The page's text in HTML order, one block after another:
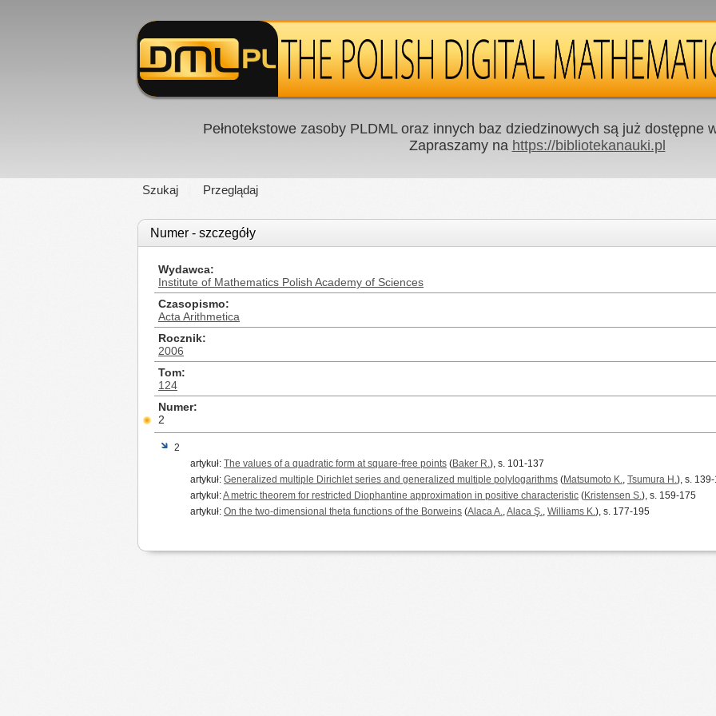
Pełnotekstowe zasoby PLDML oraz innych baz dziedzinowych są już dostępne
Zapraszamy na https://bibliotekanauki.pl
Szukaj Przeglądaj
Numer - szczegóły
Wydawca
Institute of Mathematics Polish Academy of Sciences
Czasopismo
Acta Arithmetica
Rocznik
2006
Tom
124
Numer
2
2
artykuł: The values of a quadratic form at square-free points (Baker R.), s. 101-137
artykuł: Generalized multiple Dirichlet series and generalized multiple polylogarithms (Matsumoto K., Tsumura H.), s.
artykuł:A metric theorem for restricted Diophantine approximation in positive characteristic (Kristensen S.), s. 159-175
artykuł: On the two-dimensional theta functions of the Borweins (Alaca A.,Alaca Ş., Williams K.), s. 177-195